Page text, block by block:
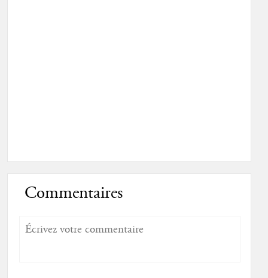
Commentaires